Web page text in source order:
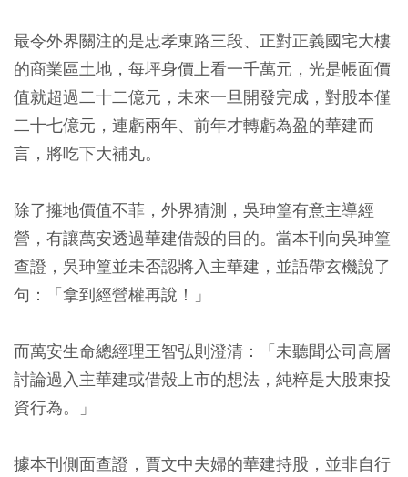
最令外界關注的是忠孝東路三段、正對正義國宅大樓
的商業區土地，每坪身價上看一千萬元，光是帳面價
值就超過二十二億元，未來一旦開發完成，對股本僅
二十七億元，連虧兩年、前年才轉虧為盈的華建而
言，將吃下大補丸。
除了擁地價值不菲，外界猜測，吳珅篁有意主導經
營，有讓萬安透過華建借殼的目的。當本刊向吳珅篁
查證，吳珅篁並未否認將入主華建，並語帶玄機說了
句：「拿到經營權再說！」
而萬安生命總經理王智弘則澄清：「未聽聞公司高層
討論過入主華建或借殼上市的想法，純粹是大股東投
資行為。」
據本刊側面查證，賈文中夫婦的華建持股，並非自行